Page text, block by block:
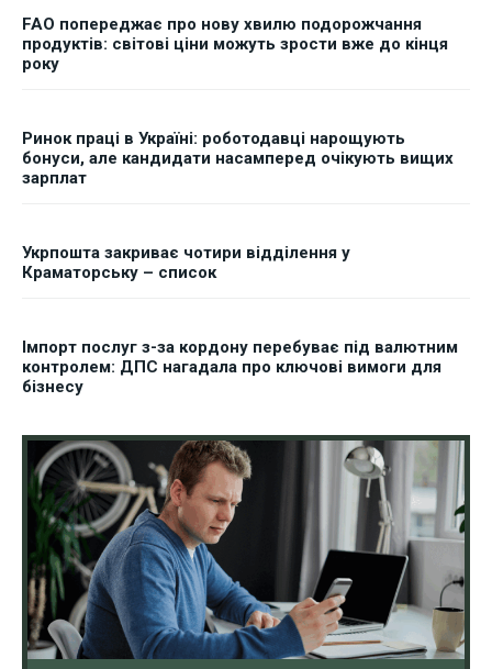
FAO попереджає про нову хвилю подорожчання
продуктів: світові ціни можуть зрости вже до кінця
року
Ринок праці в Україні: роботодавці нарощують
бонуси, але кандидати насамперед очікують вищих
зарплат
Укрпошта закриває чотири відділення у
Краматорську – список
Імпорт послуг з-за кордону перебуває під валютним
контролем: ДПС нагадала про ключові вимоги для
бізнесу